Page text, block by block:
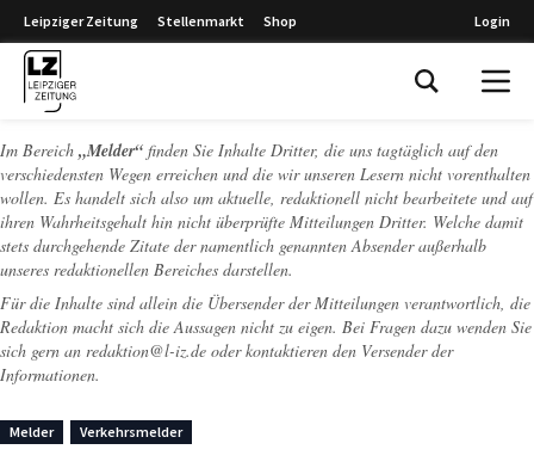
Leipziger Zeitung Stellenmarkt Shop Login
Im Bereich „Melder“ finden Sie Inhalte Dritter, die uns tagtäglich auf den
verschiedensten Wegen erreichen und die wir unseren Lesern nicht vorenthalten
wollen. Es handelt sich also um aktuelle, redaktionell nicht bearbeitete und auf
ihren Wahrheitsgehalt hin nicht überprüfte Mitteilungen Dritter. Welche damit
stets durchgehende Zitate der namentlich genannten Absender außerhalb
unseres redaktionellen Bereiches darstellen.
Für die Inhalte sind allein die Übersender der Mitteilungen verantwortlich, die
Redaktion macht sich die Aussagen nicht zu eigen. Bei Fragen dazu wenden Sie
sich gern an redaktion@l-iz.de oder kontaktieren den Versender der
Informationen.
Melder Verkehrsmelder